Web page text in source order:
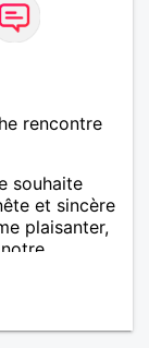
serai
rencontre
souhaite
et sincère
plaisanter,
de
se détendre
difficile
vous